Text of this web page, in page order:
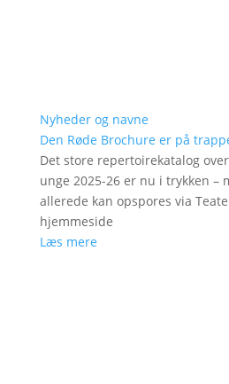
Nyheder og navne
Den Røde Brochure er på
Det store repertoirekatalog
unge 2025-26 er nu i trykken –
allerede kan opspores via
hjemmeside
Læs mere